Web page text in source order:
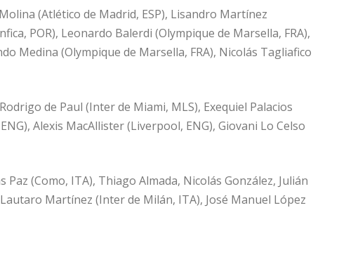
(Atlético de Madrid, ESP), Lisandro Martínez
POR), Leonardo Balerdi (Olympique de Marsella, FRA),
Medina (Olympique de Marsella, FRA), Nicolás Tagliafico
de Paul (Inter de Miami, MLS), Exequiel Palacios
Alexis MacAllister (Liverpool, ENG), Giovani Lo Celso
(Como, ITA), Thiago Almada, Nicolás González, Julián
Martínez (Inter de Milán, ITA), José Manuel López